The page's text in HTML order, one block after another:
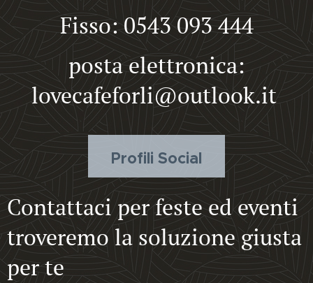
Fisso: 0543 093 444
posta elettronica:
lovecafeforli@outlook.it
Profili Social
Contattaci per feste ed eventi
troveremo la soluzione giusta
per te